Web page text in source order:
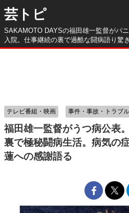
芸トピ
SAKAMOTO DAYSの福田雄一監督がパ
入院。仕事継続の裏で過酷な闘病語り驚
福田雄一監督がうつ病公表
裏で極秘闘病生活。病気の
蓮への感謝語る
テレビ番組・映画 事件・事故・トラブル